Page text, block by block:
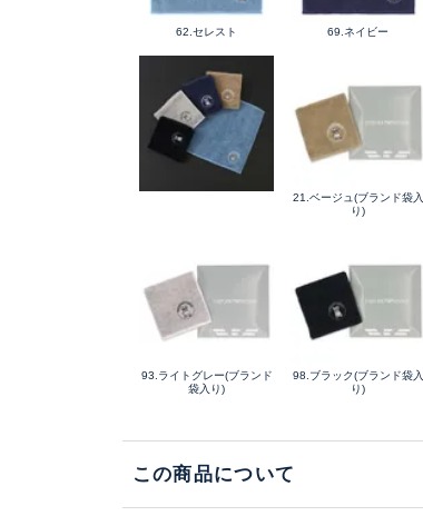
62.セレスト 69.ネイビー
21.ベージュ(ブランド袋入
り)
93.ライトグレー(ブランド
袋入り)
98.ブラック(ブランド袋入
り)
この商品について